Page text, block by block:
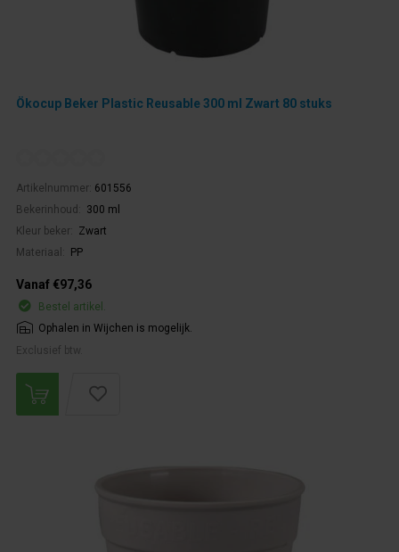
Ökocup Beker Plastic Reusable 300 ml Zwart 80 stuks
Artikelnummer: 601556
Bekerinhoud:
300 ml
Kleur beker:
Zwart
Materiaal:
PP
Vanaf €97,36
Bestel artikel.
Ophalen in Wijchen is mogelijk.
Exclusief btw.